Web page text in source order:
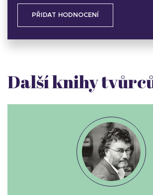
PŘIDAT HODNOCENÍ
Další knihy